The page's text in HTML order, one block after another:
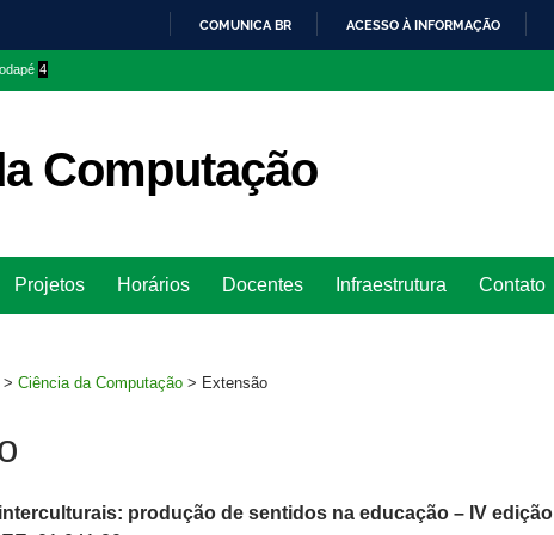
O
COMUNICA BR ACESSO À INFORMAÇÃO
4
Computação
para
Projetos Horários Docentes Infraestrutura Contato
> Ciência da Computação > Extensão
produção de sentidos na educação – IV edição